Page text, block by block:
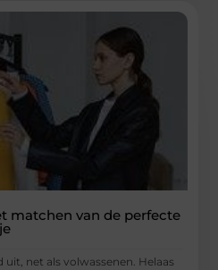
matchen van de perfecte
uit, net als volwassenen. Helaas